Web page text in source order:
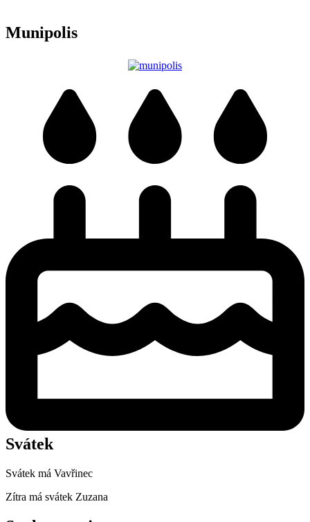
Munipolis
Svátek
Svátek má Vavřinec
Zítra má svátek Zuzana